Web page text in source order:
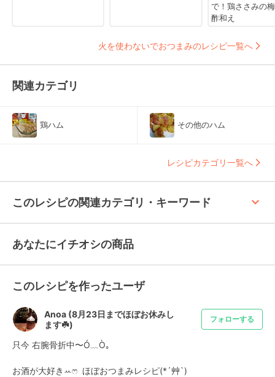
で！鶏ささみの
酢和え
火を使わないでおつまみのレシピ一覧へ
関連カテゴリ
鶏ハム その他のハム
レシピカテゴリ一覧へ
このレシピの関連カテゴリ・キーワード keyboard_arrow_up
あなたにイチオシの商品
このレシピを作ったユーザ
Anoa (8月23日までほぼお休みし
ます☘️)
フォローする
只今 右腕骨折中〜Ó﹏⁠Ò｡
お酒が大好きꕀෆ  ほぼおつまみレシピ(*´艸`)